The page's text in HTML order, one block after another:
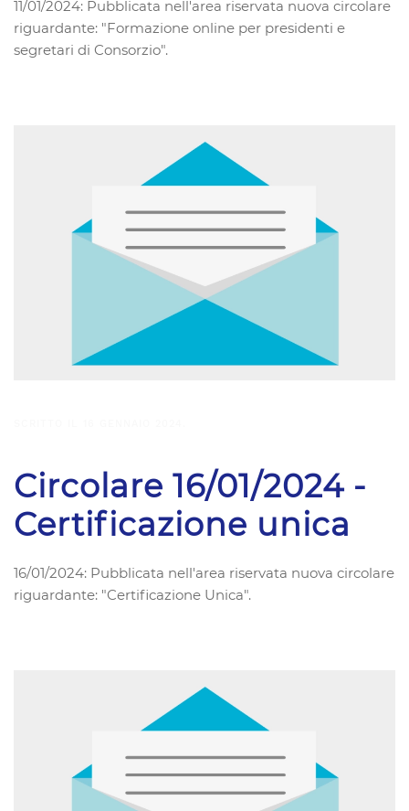
11/01/2024: Pubblicata nell'area riservata nuova circolare
riguardante: "Formazione online per presidenti e
segretari di Consorzio".
Circolare 16/01/2024 -
Certificazione unica
16/01/2024: Pubblicata nell'area riservata nuova circolare
riguardante: "Certificazione Unica".